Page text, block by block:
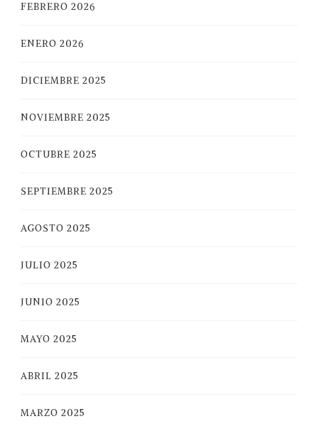
FEBRERO 2026
ENERO 2026
DICIEMBRE 2025
NOVIEMBRE 2025
OCTUBRE 2025
SEPTIEMBRE 2025
AGOSTO 2025
JULIO 2025
JUNIO 2025
MAYO 2025
ABRIL 2025
MARZO 2025